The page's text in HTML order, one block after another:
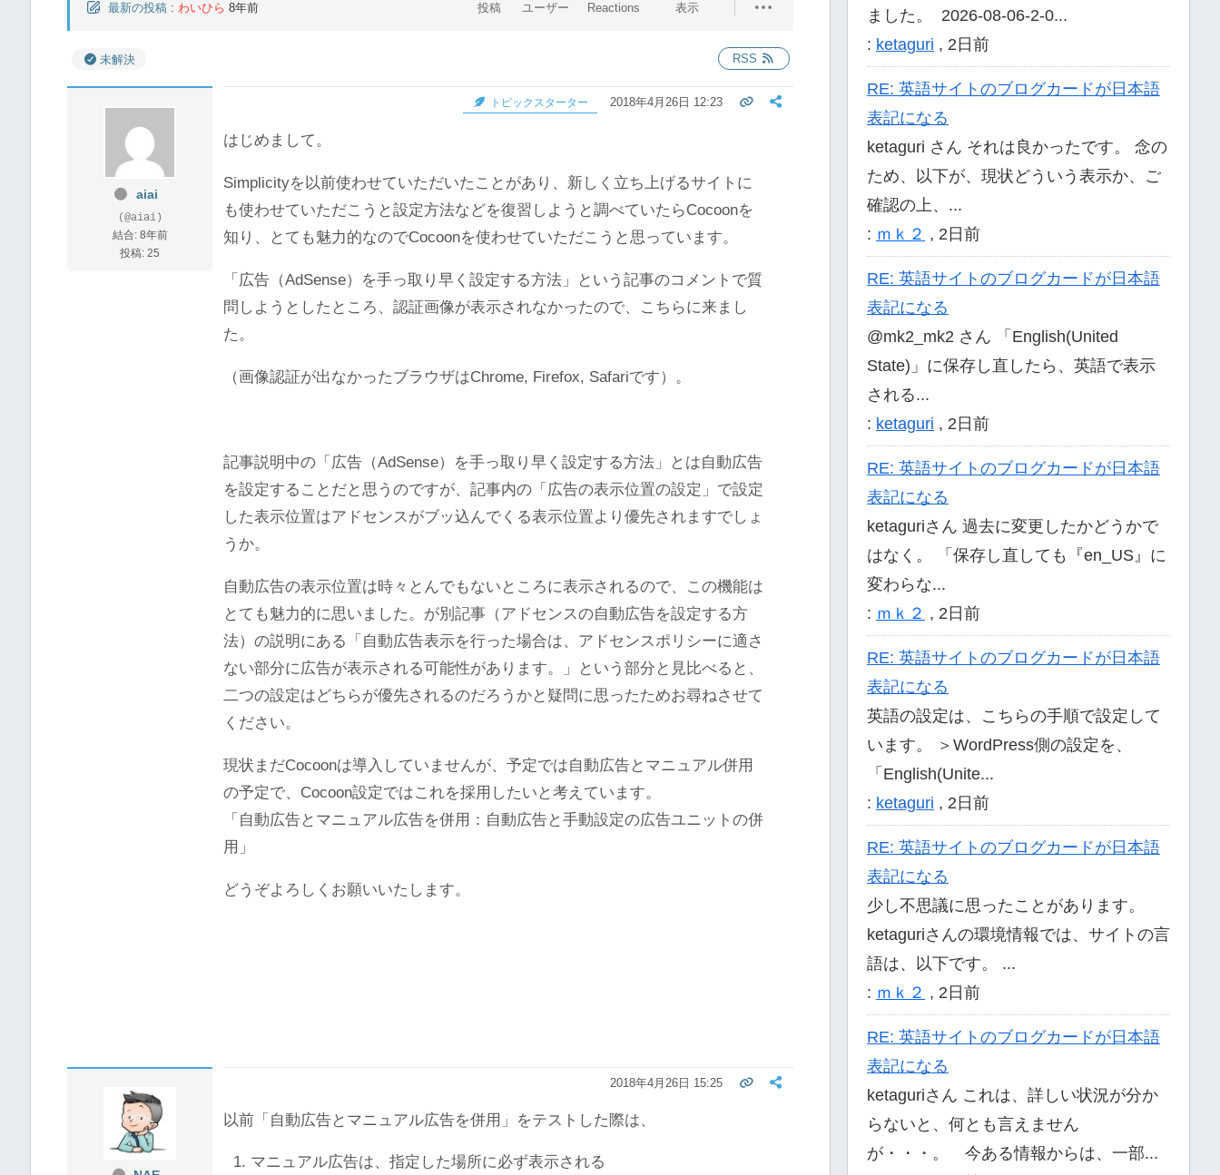
最新の投稿 : わいひら 8年前 投稿 ユーザー Reactions 表示
未解決 RSS
aiai
(@aiai)
結合: 8年前
投稿: 25
トピックスターター 2018年4月26日 12:23
はじめまして。
Simplicityを以前使わせていただいたことがあり、新しく立ち上げるサイトに
も使わせていただこうと設定方法などを復習しようと調べていたらCocoonを
知り、とても魅力的なのでCocoonを使わせていただこうと思っています。
「広告（AdSense）を手っ取り早く設定する方法」という記事のコメントで質
問しようとしたところ、認証画像が表示されなかったので、こちらに来まし
た。
（画像認証が出なかったブラウザはChrome, Firefox, Safariです）。
記事説明中の「広告（AdSense）を手っ取り早く設定する方法」とは自動広告
を設定することだと思うのですが、記事内の「広告の表示位置の設定」で設定
した表示位置はアドセンスがブッ込んでくる表示位置より優先されますでしょ
うか。
自動広告の表示位置は時々とんでもないところに表示されるので、この機能は
とても魅力的に思いました。が別記事（アドセンスの自動広告を設定する方
法）の説明にある「自動広告表示を行った場合は、アドセンスポリシーに適さ
ない部分に広告が表示される可能性があります。」という部分と見比べると、
二つの設定はどちらが優先されるのだろうかと疑問に思ったためお尋ねさせて
ください。
現状まだCocoonは導入していませんが、予定では自動広告とマニュアル併用
の予定で、Cocoon設定ではこれを採用したいと考えています。
「自動広告とマニュアル広告を併用：自動広告と手動設定の広告ユニットの併
用」
どうぞよろしくお願いいたします。
2018年4月26日 15:25
以前「自動広告とマニュアル広告を併用」をテストした際は、
マニュアル広告は、指定した場所に必ず表示される
ました。 2026-08-06-2-0...
: ketaguri , 2日前
RE: 英語サイトのブログカードが日本語
表記になる
ketaguri さん それは良かったです。 念の
ため、以下が、現状どういう表示か、ご
確認の上、...
: ｍｋ２ , 2日前
RE: 英語サイトのブログカードが日本語
表記になる
@mk2_mk2 さん 「English(United
State)」に保存し直したら、英語で表示
される...
: ketaguri , 2日前
RE: 英語サイトのブログカードが日本語
表記になる
ketaguriさん 過去に変更したかどうかで
はなく。 「保存し直しても『en_US』に
変わらな...
: ｍｋ２ , 2日前
RE: 英語サイトのブログカードが日本語
表記になる
英語の設定は、こちらの手順で設定して
います。 ＞WordPress側の設定を、
「English(Unite...
: ketaguri , 2日前
RE: 英語サイトのブログカードが日本語
表記になる
少し不思議に思ったことがあります。
ketaguriさんの環境情報では、サイトの言
語は、以下です。 ...
: ｍｋ２ , 2日前
RE: 英語サイトのブログカードが日本語
表記になる
ketaguriさん これは、詳しい状況が分か
らないと、何とも言えません
が・・・。 今ある情報からは、一部...